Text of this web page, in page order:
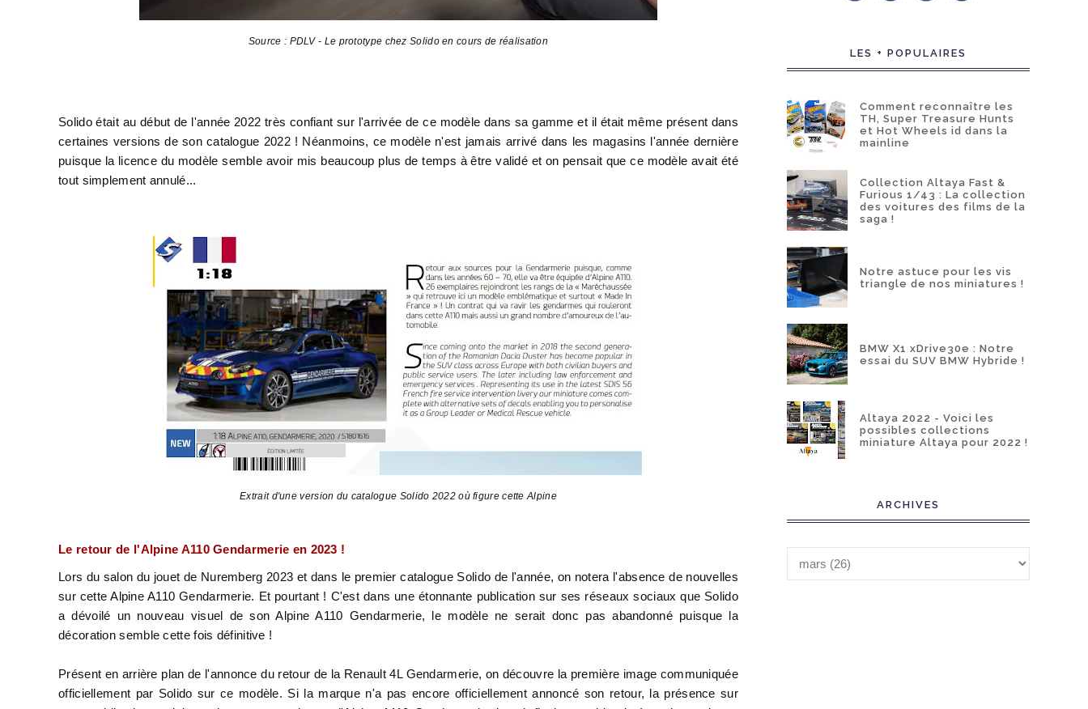
Source : PDLV - Le prototype chez Solido en cours de réalisation
Solido était au début de l'année 2022 très confiant sur l'arrivée de ce modèle dans sa gamme et il était même présent dans
certaines versions de son catalogue 2022 ! Néanmoins, ce modèle n'est jamais arrivé dans les magasins l'année dernière
puisque la licence du modèle semble avoir mis beaucoup plus de temps à être validé et on pensait que ce modèle avait été
tout simplement annulé...
Extrait d'une version du catalogue Solido 2022 où figure cette Alpine
Le retour de l'Alpine A110 Gendarmerie en 2023 !
Lors du salon du jouet de Nuremberg 2023 et dans le premier catalogue Solido de l'année, on notera l'absence de nouvelles
sur cette Alpine A110 Gendarmerie. Et pourtant ! C'est dans une étonnante publication sur ses réseaux sociaux que Solido
a dévoilé un nouveau visuel de son Alpine A110 Gendarmerie, le modèle ne serait donc pas abandonné puisque la
décoration semble cette fois définitive !
Présent en arrière plan de l'annonce du retour de la Renault 4L Gendarmerie, on découvre la première image communiquée
officiellement par Solido sur ce modèle. Si la marque n'a pas encore officiellement annoncé son retour, la présence sur
LES + POPULAIRES
Comment reconnaître les
TH, Super Treasure Hunts
et Hot Wheels id dans la
mainline
Collection Altaya Fast &
Furious 1/43 : La collection
des voitures des films de la
saga !
Notre astuce pour les vis
triangle de nos miniatures !
BMW X1 xDrive30e : Notre
essai du SUV BMW Hybride !
Altaya 2022 - Voici les
possibles collections
miniature Altaya pour 2022 !
ARCHIVES